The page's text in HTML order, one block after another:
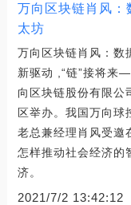
万向区块链肖风：
太坊
万向区块链肖风：数
新驱动 ,“链”接将来
向区块链股份有限公
区举办。我国万向球
老总兼经理肖风受邀
怎样推动社会经济的
济。
2021/7/2 13:42:12